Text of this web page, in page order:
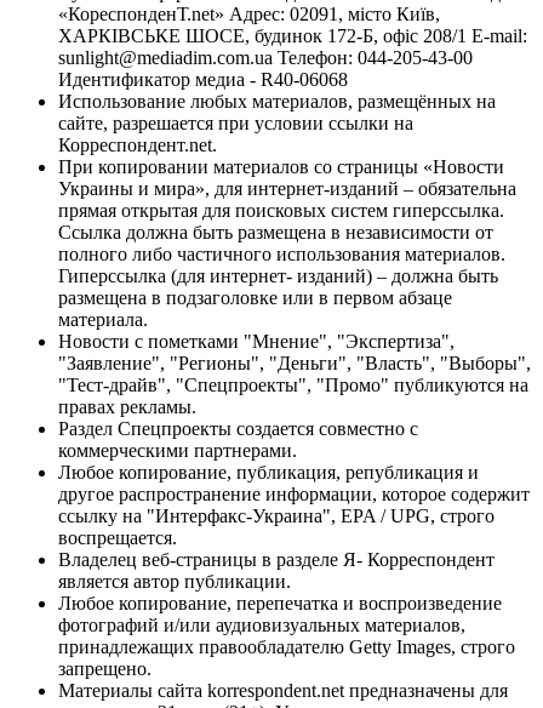
«КореспонденТ.net» Адрес: 02091, місто Київ,
ХАРКІВСЬКЕ ШОСЕ, будинок 172-Б, офіс 208/1 E-mail:
sunlight@mediadim.com.ua Телефон: 044-205-43-00
Идентификатор медиа - R40-06068
Использование любых материалов, размещённых на
сайте, разрешается при условии ссылки на
Корреспондент.net.
При копировании материалов со страницы «Новости
Украины и мира», для интернет-изданий – обязательна
прямая открытая для поисковых систем гиперссылка.
Ссылка должна быть размещена в независимости от
полного либо частичного использования материалов.
Гиперссылка (для интернет- изданий) – должна быть
размещена в подзаголовке или в первом абзаце
материала.
Новости с пометками "Мнение", "Экспертиза",
"Заявление", "Регионы", "Деньги", "Власть", "Выборы",
"Тест-драйв", "Спецпроекты", "Промо" публикуются на
правах рекламы.
Раздел Спецпроекты создается совместно с
коммерческими партнерами.
Любое копирование, публикация, републикация и
другое распространение информации, которое содержит
ссылку на "Интерфакс-Украина", EPA / UPG, строго
воспрещается.
Владелец веб-страницы в разделе Я- Корреспондент
является автор публикации.
Любое копирование, перепечатка и воспроизведение
фотографий и/или аудиовизуальных материалов,
принадлежащих правообладателю Getty Images, строго
запрещено.
Материалы сайта korrespondent.net предназначены для